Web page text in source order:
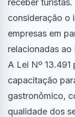
receber
consideração o
empresas em
relacionadas ao
A Lei Nº
capacitação
gastronômico,
qualidade dos